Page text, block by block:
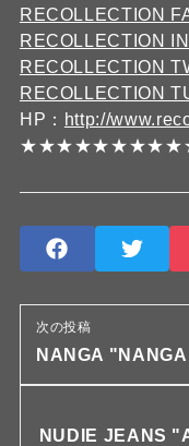
RECOLLECTION
RECOLLECTION
RECOLLECTION
RECOLLECTION
HP： http://
次の投稿
NANGA
NUDIE JEANS